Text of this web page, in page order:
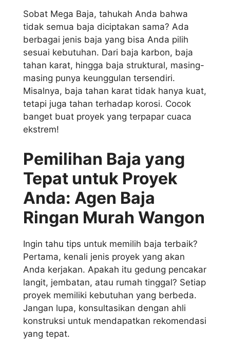
Sobat Mega Baja, tahukah Anda bahwa
tidak semua baja diciptakan sama? Ada
berbagai jenis baja yang bisa Anda pilih
sesuai kebutuhan. Dari baja karbon, baja
tahan karat, hingga baja struktural, masing-
masing punya keunggulan tersendiri.
Misalnya, baja tahan karat tidak hanya kuat,
tetapi juga tahan terhadap korosi. Cocok
banget buat proyek yang terpapar cuaca
ekstrem!
Pemilihan Baja yang
Tepat untuk Proyek
Anda: Agen Baja
Ringan Murah Wangon
Ingin tahu tips untuk memilih baja terbaik?
Pertama, kenali jenis proyek yang akan
Anda kerjakan. Apakah itu gedung pencakar
langit, jembatan, atau rumah tinggal? Setiap
proyek memiliki kebutuhan yang berbeda.
Jangan lupa, konsultasikan dengan ahli
konstruksi untuk mendapatkan rekomendasi
yang tepat.